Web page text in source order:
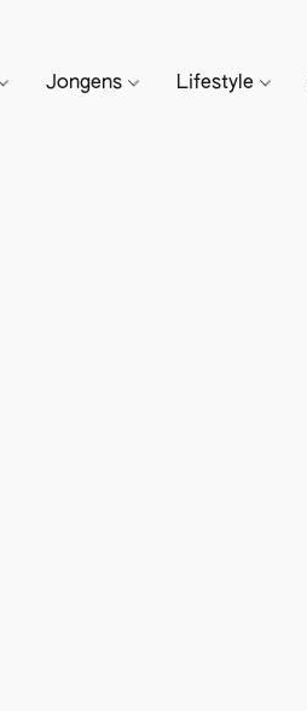
Jongens Lifestyle